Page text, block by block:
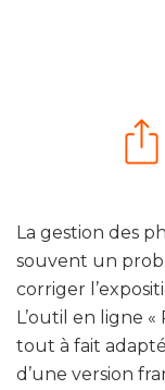
La gestion des
souvent un
corriger
L’outil en ligne
tout à fait
d’une version